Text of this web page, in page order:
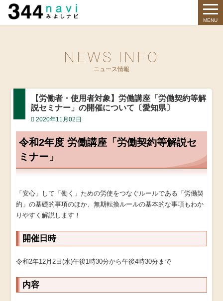
MENU
NEWS INFO
ニュース情報
【労働者・使用者対象】労働講座「労働契約等解
説セミナー」の開催について〔愛知県〕
2020年11月02日
令和2年度 労働講座「労働契約等解説セ
ミナー」
「安心」して「働く」ための労使をつなぐルールである「労働契
約」の基礎的事項のほか、無期転換ルールの基本的な事項もわか
りやすく解説します！
開催日時
令和2年12月2日(水)午後1時30分から午後4時30分まで
内容